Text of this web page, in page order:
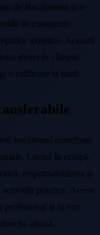
de Bacalaureat și te
de cunoștințe
teoretice. Această
direct în câmpul
o calificare la bază.
vocațional contribuie
Lucrul în echipă,
responsabilitatea și
practice. Aceste
profesional și îți vor
aleasă.